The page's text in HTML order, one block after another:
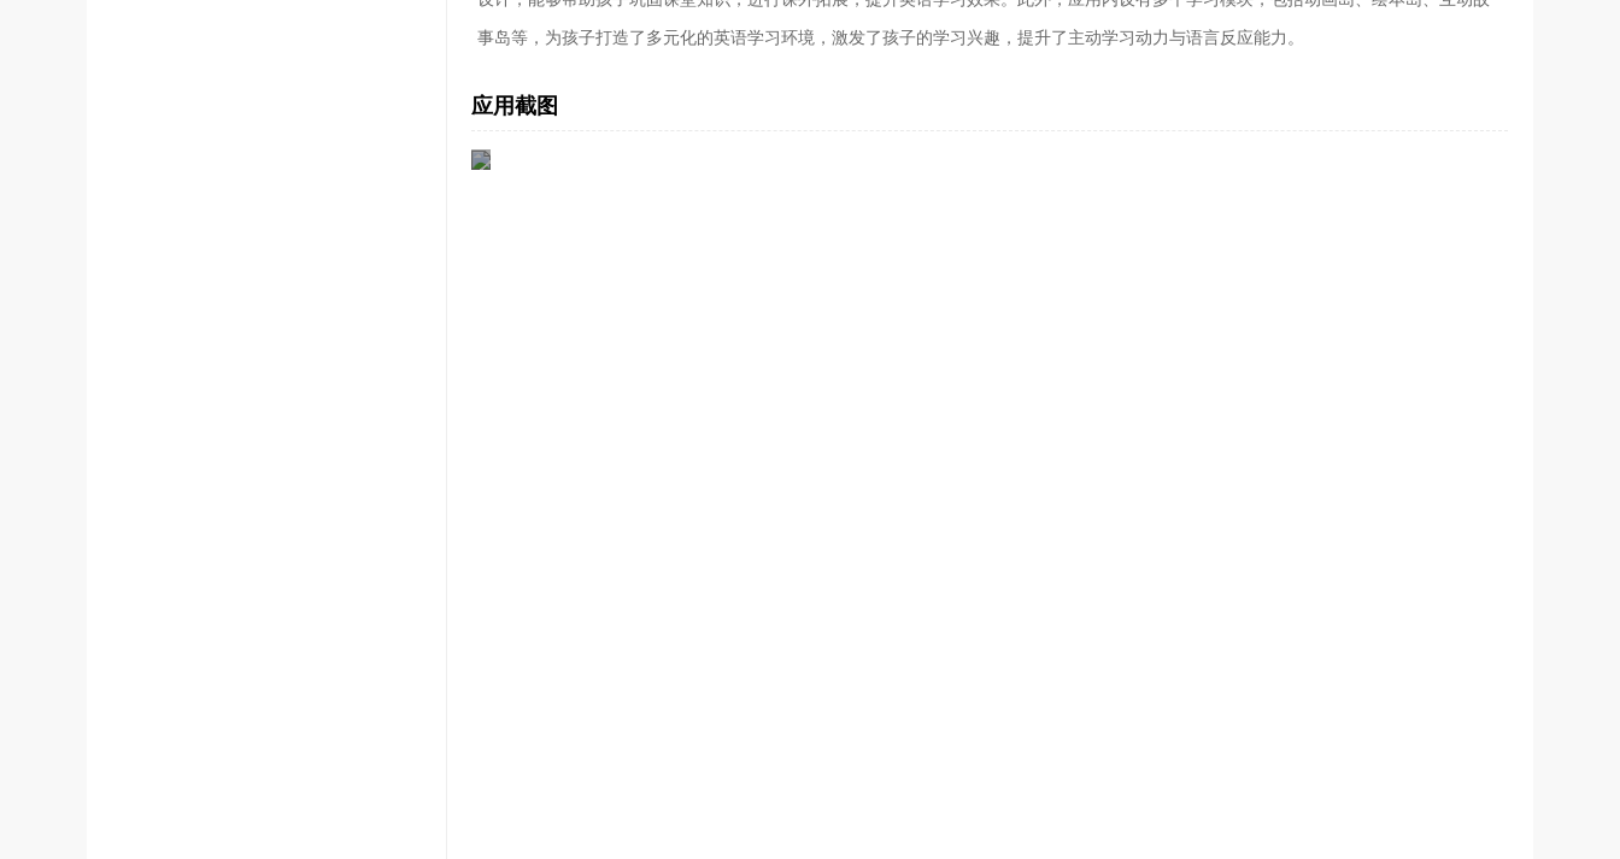
事岛等，为孩子打造了多元化的英语学习环境，激发了孩子的学习兴趣，提升了主动学习动力与语言反应能力。
应用截图